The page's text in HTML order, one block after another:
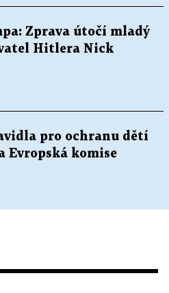
Zprava útočí mladý
Hitlera Nick
pro ochranu dětí
Evropská komise